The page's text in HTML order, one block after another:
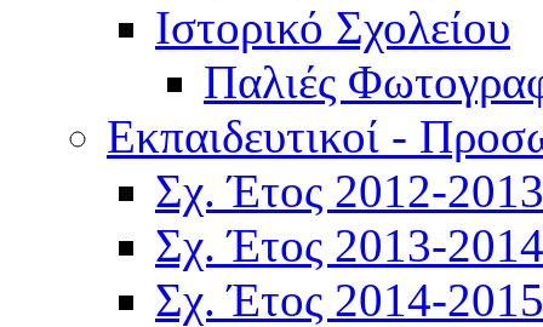
Ιστορικό Σχολείου
Παλιές
Εκπαιδευτικοί -
Σχ. Έτος 2012-2013
Σχ. Έτος 2013-2014
Σχ. Έτος 2014-2015